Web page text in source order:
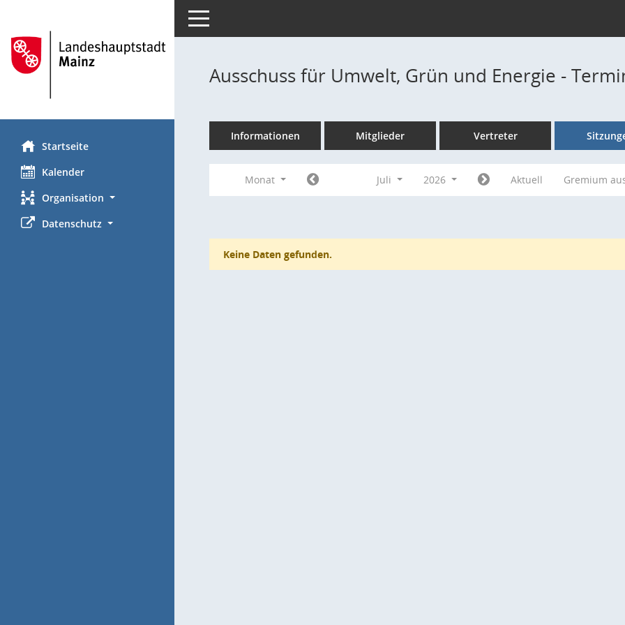
Startseite
Kalender
Organisation
Datenschutz
Toggle navigation
Ausschuss für Umwelt, Grün und Energie -
Informationen Mitglieder Vertreter
Monat Juli 2026 Aktuell Gremium
Keine Daten gefunden.